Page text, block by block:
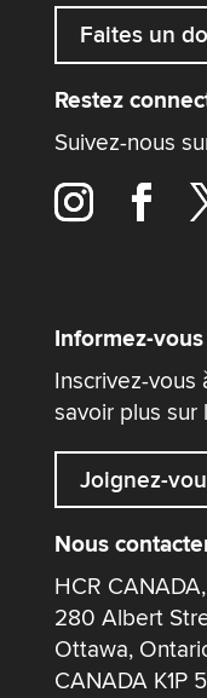
Faites un
Restez
Suivez-nous
Informez-vous
Inscrivez-vous
savoir plus sur
Joignez-
Nous
HCR CANADA,
280 Albert
Ottawa,
CANADA K1P